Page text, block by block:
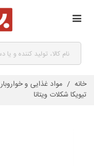
خانه / مواد غذایی و خواروبار
تیویکا شکلات ویتانا